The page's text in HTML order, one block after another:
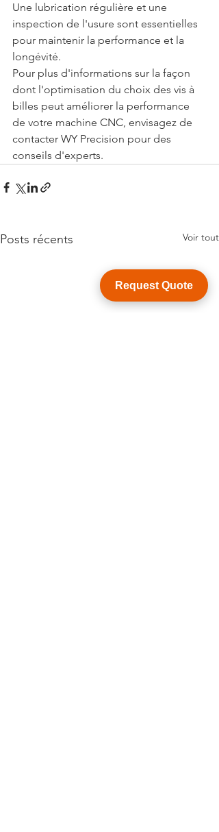
Une lubrication régulière et une
inspection de l'usure sont essentielles
pour maintenir la performance et la
longévité.
Pour plus d'informations sur la façon
dont l'optimisation du choix des vis à
billes peut améliorer la performance
de votre machine CNC, envisagez de
contacter WY Precision pour des
conseils d'experts.
Posts récents Voir tout
Request Quote